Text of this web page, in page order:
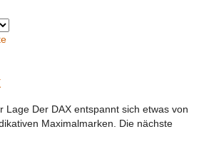
Lage Der DAX entspannt sich etwas von
Maximalmarken. Die nächste